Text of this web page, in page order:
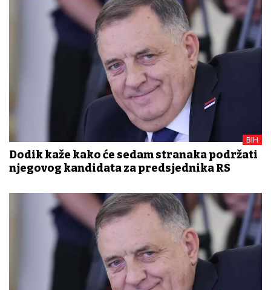
BIH
Dodik kaže kako će sedam stranaka podržati
njegovog kandidata za predsjednika RS